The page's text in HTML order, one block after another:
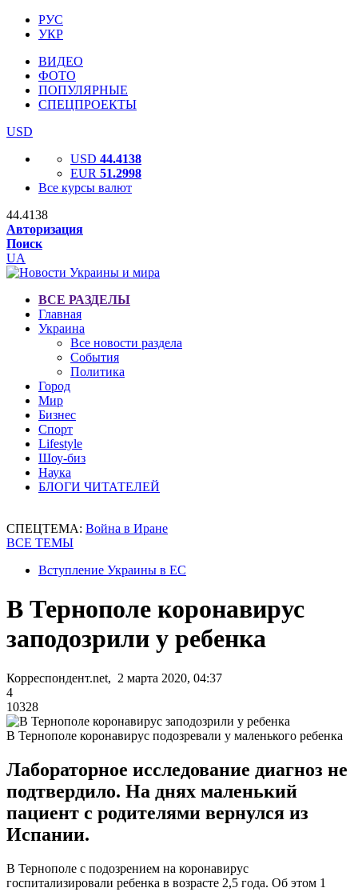
РУС
УКР
ВИДЕО
ФОТО
ПОПУЛЯРНЫЕ
СПЕЦПРОЕКТЫ
USD
USD 44.4138
EUR 51.2998
Все курсы валют
44.4138
Авторизация
Поиск
UA
ВСЕ РАЗДЕЛЫ
Главная
Украина
Все новости раздела
События
Политика
Город
Мир
Бизнес
Спорт
Lifestyle
Шоу-биз
Наука
БЛОГИ ЧИТАТЕЛЕЙ
СПЕЦТЕМА: Война в Иране
ВСЕ ТЕМЫ
Вступление Украины в ЕС
В Тернополе коронавирус
заподозрили у ребенка
Корреспондент.net, 2 марта 2020, 04:37
4
10328
В Тернополе коронавирус подозревали у маленького ребенка
Лабораторное исследование диагноз не
подтвердило. На днях маленький
пациент с родителями вернулся из
Испании.
В Тернополе с подозрением на коронавирус
госпитализировали ребенка в возрасте 2,5 года. Об этом 1